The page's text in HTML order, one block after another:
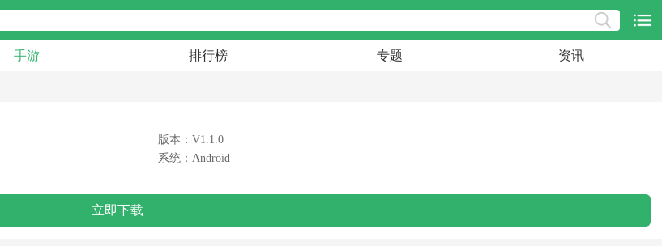
手游 排行榜 专题 资讯
版本：V1.1.0
系统：Android
立即下载